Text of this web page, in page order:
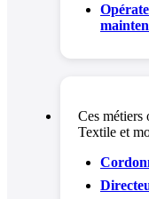
Ces métiers
Textile et